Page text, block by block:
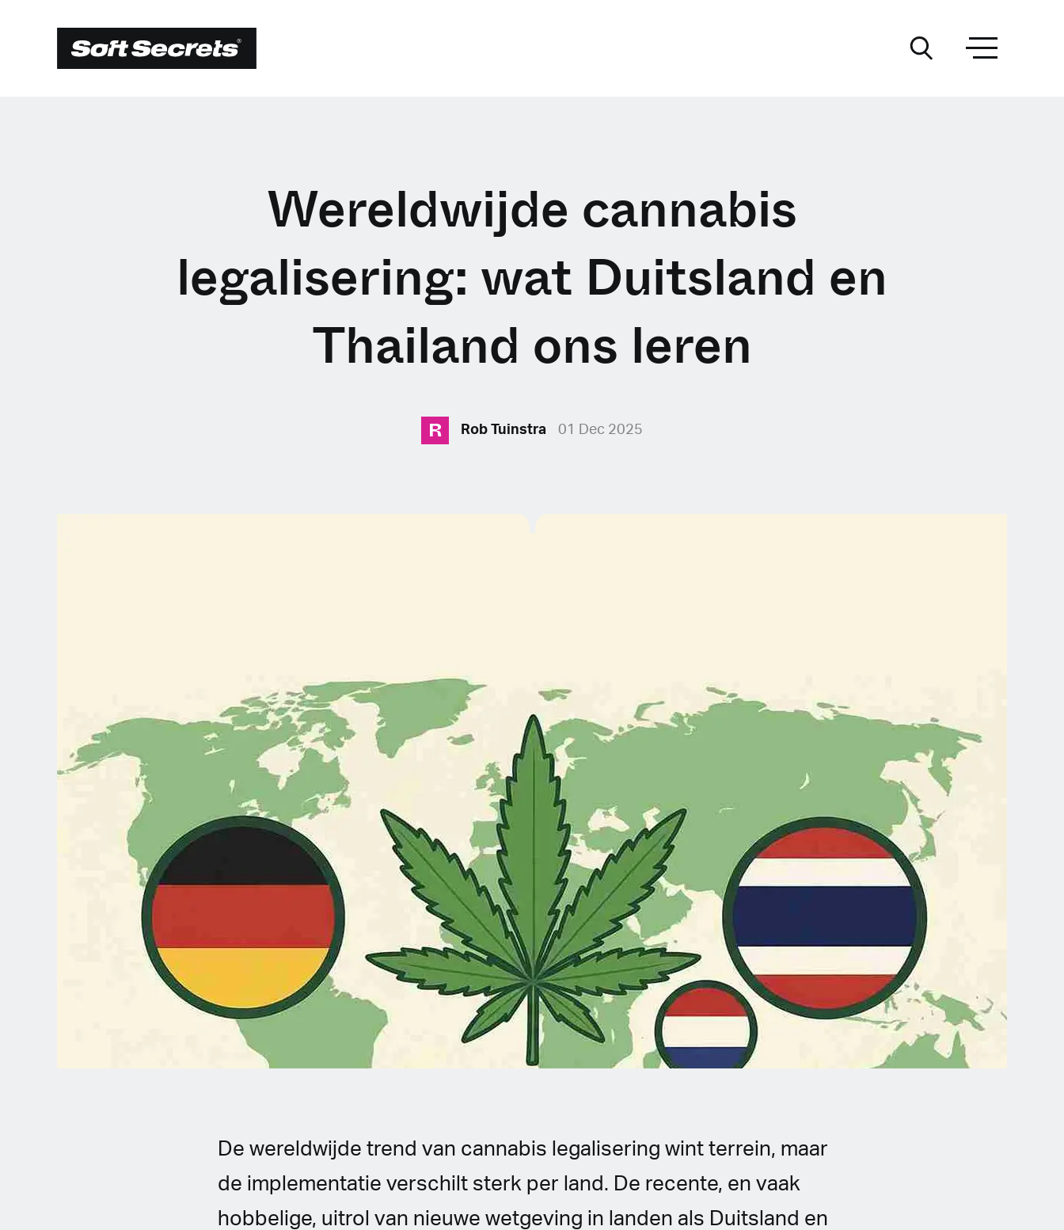
Spanish (Latin America)
German
Wereldwijde cannabis
legalisering: wat Duitsland en
Thailand ons leren
R Rob Tuinstra 01 Dec 2025
De wereldwijde trend van cannabis legalisering wint terrein, maar
de implementatie verschilt sterk per land. De recente, en vaak
hobbelige, uitrol van nieuwe wetgeving in landen als Duitsland en